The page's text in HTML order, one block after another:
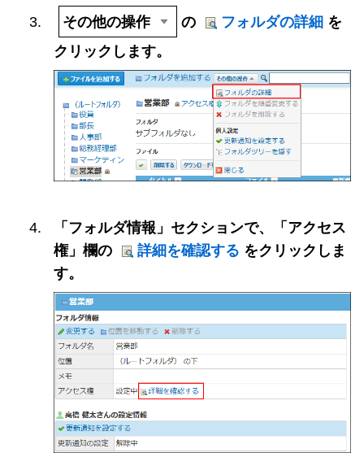
その他の操作 の フォルダの詳細 を
クリックします。
「フォルダ情報」セクションで、「アクセス
権」欄の
詳細を確認する をクリックしま
す。